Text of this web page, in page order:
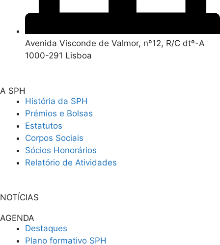
Avenida Visconde de Valmor, nº12, R/C dtº-A
1000-291 Lisboa
A SPH
História da SPH
Prémios e Bolsas
Estatutos
Corpos Sociais
Sócios Honorários
Relatório de Atividades
NOTÍCIAS
AGENDA
Destaques
Plano formativo SPH